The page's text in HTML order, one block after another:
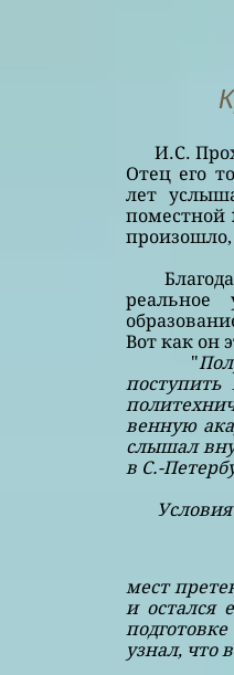
И.С.
Отец его
лет
поместной
произошло,
Вот как он
"
венную
слышал
в С.-
Условия
мест
и остался
узнал, что